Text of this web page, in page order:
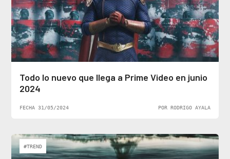
Todo lo nuevo que llega a Prime Video en junio
2024
FECHA 31/05/2024 POR RODRIGO AYALA
#TREND